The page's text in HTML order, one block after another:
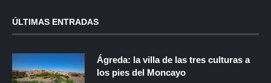
ÚLTIMAS ENTRADAS
Ágreda: la villa de las tres culturas a
los pies del Moncayo